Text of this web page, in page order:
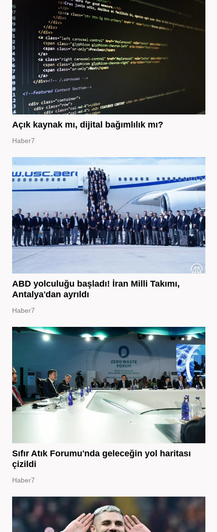
Açık kaynak mı, dijital bağımlılık mı?
Haber7
ABD yolculuğu başladı! İran Milli Takımı,
Antalya'dan ayrıldı
Haber7
Sıfır Atık Forumu'nda geleceğin yol haritası
çizildi
Haber7